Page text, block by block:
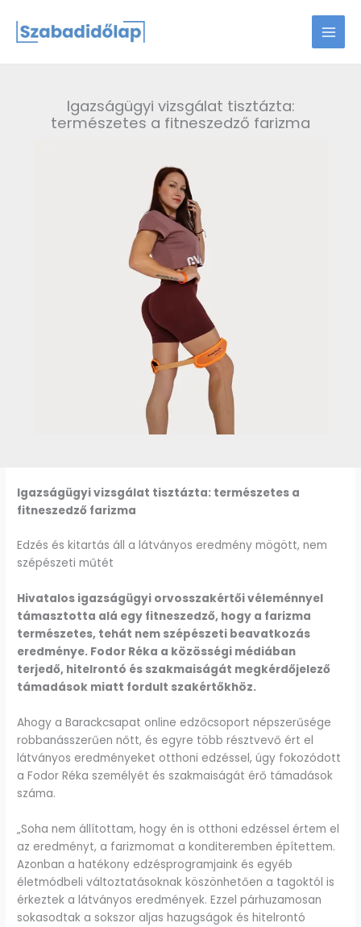
content
Igazságügyi vizsgálat tisztázta:
természetes a fitneszedző farizma
Igazságügyi vizsgálat tisztázta: természetes a
fitneszedző farizma
Edzés és kitartás áll a látványos eredmény mögött, nem
szépészeti műtét
Hivatalos igazságügyi orvosszakértői véleménnyel
támasztotta alá egy fitneszedző, hogy a farizma
természetes, tehát nem szépészeti beavatkozás
eredménye. Fodor Réka a közösségi médiában
terjedő, hitelrontó és szakmaiságát megkérdőjelező
támadások miatt fordult szakértőkhöz.
Ahogy a Barackcsapat online edzőcsoport népszerűsége
robbanásszerűen nőtt, és egyre több résztvevő ért el
látványos eredményeket otthoni edzéssel, úgy fokozódott
a Fodor Réka személyét és szakmaiságát érő támadások
száma.
„Soha nem állítottam, hogy én is otthoni edzéssel értem el
az eredményt, a farizmomat a konditeremben építettem.
Azonban a hatékony edzésprogramjaink és egyéb
életmódbeli változtatásoknak köszönhetően a tagoktól is
érkeztek a látványos eredmények. Ezzel párhuzamosan
sokasodtak a sokszor aljas hazugságok és hitelrontó